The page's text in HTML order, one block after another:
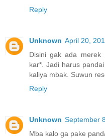
Reply
Unknown April 20,
Disini gak ada merek
kar*. Jadi harus
kaliya mbak. Suwun
Reply
Unknown September
Mba kalo ga pake